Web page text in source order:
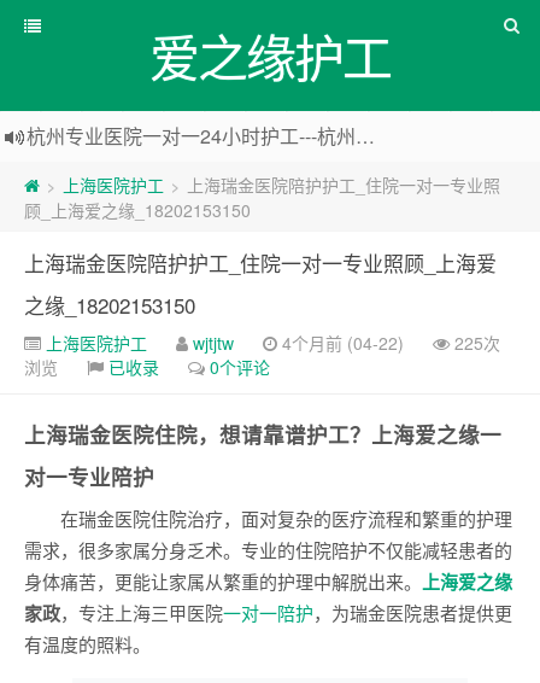
爱之缘护工
杭州专业医院一对一24小时护工---杭州爱之缘护工 18202153150
上海专业医院一对一24小时护工---爱之缘护工 18202153150
> 上海医院护工 >
上海瑞金医院陪护护工_住院一对一专业照
顾_上海爱之缘_18202153150
上海瑞金医院陪护护工_住院一对一专业照顾_上海爱
之缘_18202153150
上海医院护工 wjtjtw 4个月前 (04-22)
225次
浏览
已收录 0个评论
上海瑞金医院住院，想请靠谱护工？上海爱之缘一
对一专业陪护
在瑞金医院住院治疗，面对复杂的医疗流程和繁重的护理
需求，很多家属分身乏术。专业的住院陪护不仅能减轻患者的
身体痛苦，更能让家属从繁重的护理中解脱出来。 上海爱之缘
家政，专注上海三甲医院一对一陪护，为瑞金医院患者提供更
有温度的照料。